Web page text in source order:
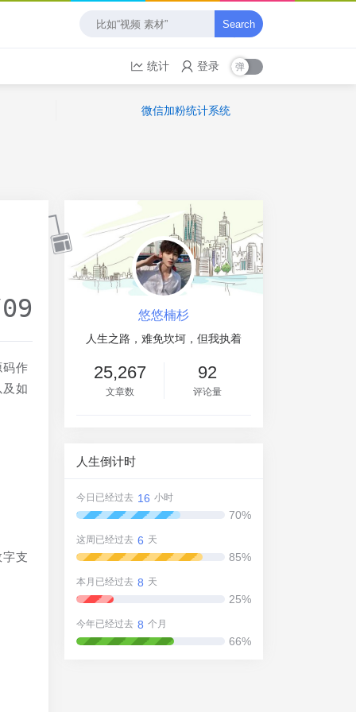
Search
统计 登录
微信加粉统计系统
作
如
支
悠悠楠杉
人生之路，难免坎坷，但我执着
25,267
文章数
92
评论量
人生倒计时
今日已经过去 16 小时
70%
这周已经过去 6 天
85%
本月已经过去 8 天
25%
今年已经过去 8 个月
66%